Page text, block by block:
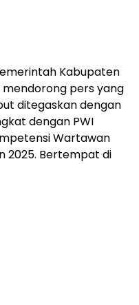
Kabupaten
pers yang
ditegaskan dengan
dengan PWI
Wartawan
2025. Bertempat di